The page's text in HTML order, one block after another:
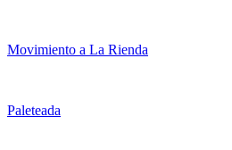
Movimiento a La Rienda
Paleteada